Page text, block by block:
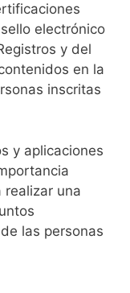
electrónico
y del
en la
inscritas
y aplicaciones
realizar una
las personas